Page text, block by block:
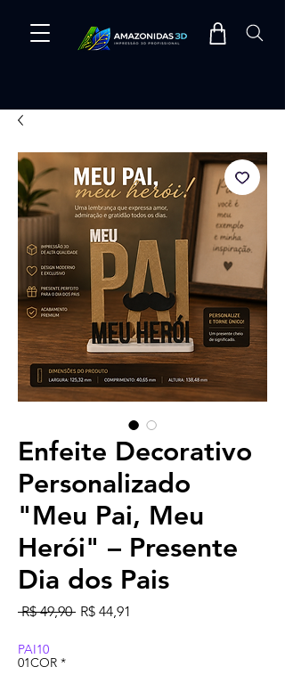
Enfeite Decorativo
Personalizado
"Meu Pai, Meu
Herói" – Presente
Dia dos Pais
R$ 49,90 Preço normal
R$ 44,91
PAI10
01COR *